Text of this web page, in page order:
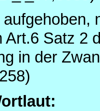
Art.6 Satz 2
in der